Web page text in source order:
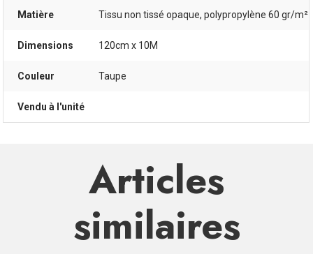
Matière Tissu non tissé opaque, polypropylène 60 gr/m²
Dimensions 120cm x 10M
Couleur Taupe
Vendu à l'unité
Articles
similaires